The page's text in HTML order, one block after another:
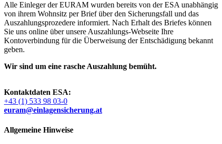
Alle Einleger der EURAM wurden bereits von derESA unabhängig
von ihrem Wohnsitz per Brief über den Sicherungsfall und das
Auszahlungsprozedere informiert. Nach Erhalt des Briefes können
Sie uns online über unsere Auszahlungs-Webseite Ihre
Kontoverbindung für die Überweisung der Entschädigung bekannt
geben.
Wir sind um eine rasche Auszahlung bemüht.
Kontaktdaten ESA:
+43 (1) 533 98 03-0
euram@einlagensicherung.at
Allgemeine Hinweise